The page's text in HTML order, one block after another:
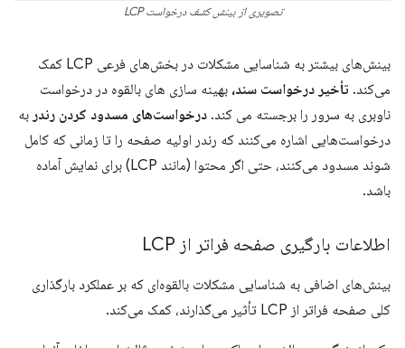
تصویری از بینش کشف درخواست LCP
بینش‌های بیشتر به شناسایی مشکلات در بخش‌های فرعی LCP کمک
می‌کند. تأخیر درخواست سند، بهینه سازی های بالقوه در درخواست
ناوبری به سرور را برجسته می کند. درخواست‌های مسدود کردن رندر به
درخواست‌هایی اشاره می‌کنند که رندر اولیه صفحه را تا زمانی که کامل
شوند مسدود می‌کنند، حتی اگر محتوا (مانند LCP) برای نمایش آماده
باشد.
اطلاعات بارگیری صفحه فراتر از LCP
بینش‌های اضافی به شناسایی مشکلات بالقوه‌ای که بر عملکرد بارگذاری
کلی صفحه فراتر از LCP تأثیر می‌گذارند، کمک می‌کند.